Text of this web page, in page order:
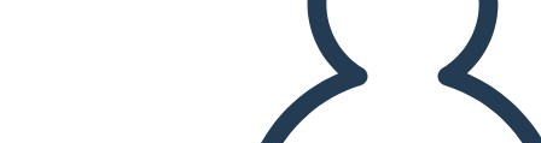
LEIA PRA MIM